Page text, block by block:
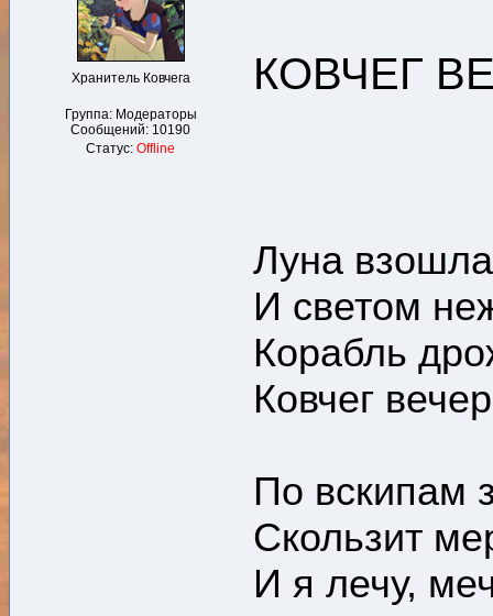
Хранитель Ковчега
Группа: Модераторы
Сообщений: 10190
Статус: Offline
КОВЧЕГ
Луна
И светом
Корабль
Ковчег
По вскипам
Скользит
И я лечу,